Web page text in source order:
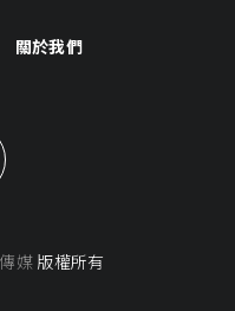
關於我們
媒 版權所有